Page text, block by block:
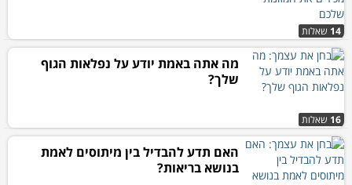
14 שאלות
16 שאלות
מה אתה באמת יודע על נפלאות הגוף
שלך?
האם תדע להבדיל בין מיתוסים לאמת
בנושא בריאות?